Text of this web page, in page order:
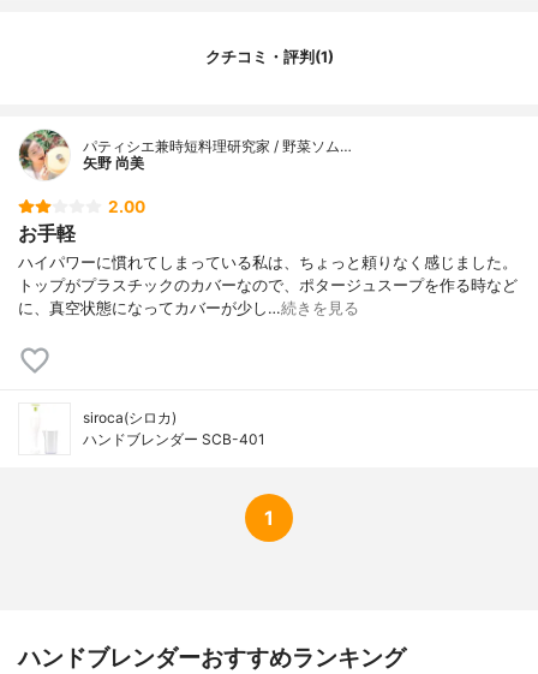
計量カップ、取扱説明書(保証書)
クチコミ・評判(1)
パティシエ兼時短料理研究家 / 野菜ソム…
矢野 尚美
2.00
お手軽
ハイパワーに慣れてしまっている私は、ちょっと頼りなく感じました。
トップがプラスチックのカバーなので、ポタージュスープを作る時など
に、真空状態になってカバーが少し…続きを見る
siroca(シロカ)
ハンドブレンダー SCB-401
1
ハンドブレンダーおすすめランキング